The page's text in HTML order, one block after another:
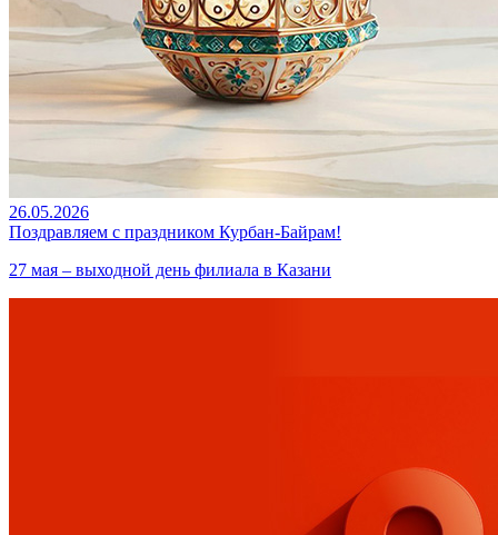
26.05.2026
Поздравляем с праздником Курбан-Байрам!
27 мая – выходной день филиала в Казани